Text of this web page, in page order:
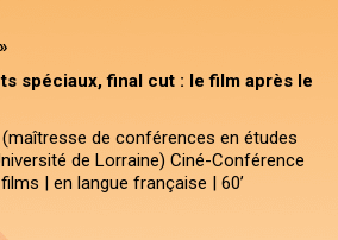
spéciaux, final cut : le film après le
de conférences en études
de Lorraine) Ciné-Conférence
| en langue française | 60’